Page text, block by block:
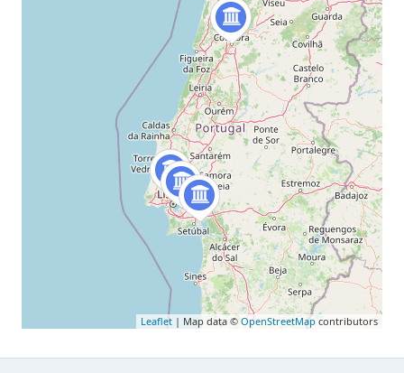
Leaflet | Map data © OpenStreetMap contributors